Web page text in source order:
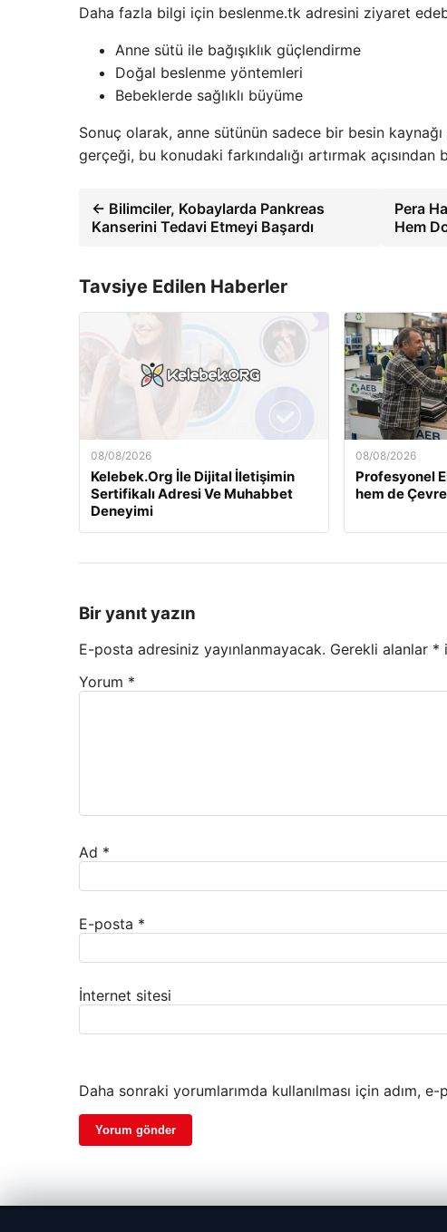
Daha fazla bilgi için beslenme.tk adresini ziyaret
Anne sütü ile bağışıklık güçlendirme
Doğal beslenme yöntemleri
Bebeklerde sağlıklı büyüme
Sonuç olarak, anne sütünün sadece bir besin kaynağı
gerçeği, bu konudaki farkındalığı artırmak açısından
← Bilimciler, Kobaylarda Pankreas
Kanserini Tedavi Etmeyi Başardı
Pera
Hem
Tavsiye Edilen Haberler
08/08/2026
Kelebek.Org İle Dijital İletişimin
Sertifikalı Adresi Ve Muhabbet
Deneyimi
08/08/2026
Profesyonel
hem de
Bir yanıt yazın
E-posta adresiniz yayınlanmayacak. Gerekli alanlar *
Yorum *
Ad *
E-posta *
İnternet sitesi
Daha sonraki yorumlarımda kullanılması için adım,